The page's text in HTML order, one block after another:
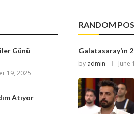
Günü
19, 2025
Atıyor
RANDOM
Galatasaray’ın
by admin June